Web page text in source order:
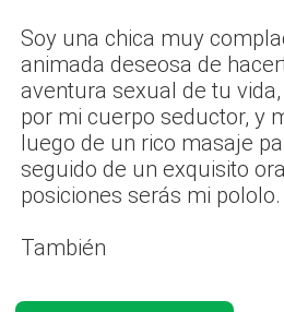
Soy una chica muy
animada deseosa de
aventura sexual de tu
por mi cuerpo seductor, y
luego de un rico masaje
seguido de un exquisito
posiciones serás mi pololo.
También